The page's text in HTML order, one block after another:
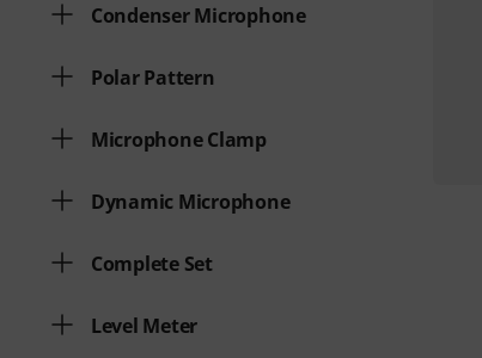
Condenser Microphone
Polar Pattern
Microphone Clamp
Dynamic Microphone
Complete Set
Level Meter